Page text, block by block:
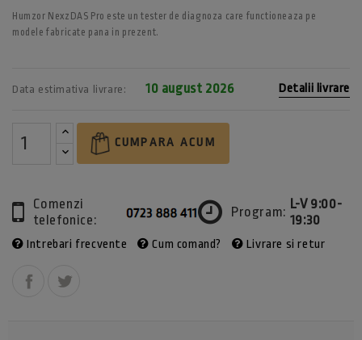
Humzor NexzDAS Pro este un tester de diagnoza care functioneaza pe
modele fabricate pana in prezent.
Data estimativa livrare: 10 august 2026 Detalii livrare
CUMPARA ACUM
Comenzi
telefonice:
Program:
L-V 9:00-
19:30
Intrebari frecvente Cum comand? Livrare si retur